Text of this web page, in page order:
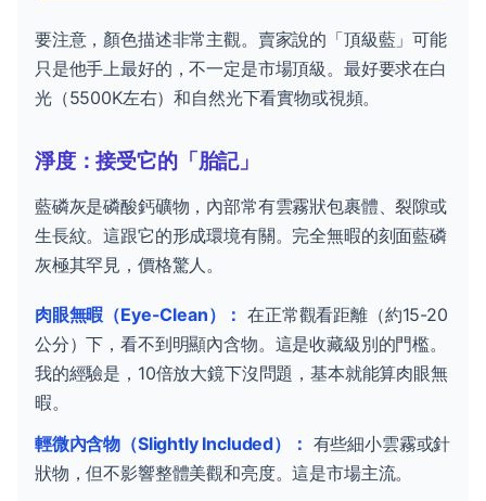
要注意，顏色描述非常主觀。賣家說的「頂級藍」可能
只是他手上最好的，不一定是市場頂級。最好要求在白
光（5500K左右）和自然光下看實物或視頻。
淨度：接受它的「胎記」
藍磷灰是磷酸鈣礦物，內部常有雲霧狀包裹體、裂隙或
生長紋。這跟它的形成環境有關。完全無暇的刻面藍磷
灰極其罕見，價格驚人。
肉眼無暇（Eye-Clean）： 在正常觀看距離（約15-20
公分）下，看不到明顯內含物。這是收藏級別的門檻。
我的經驗是，10倍放大鏡下沒問題，基本就能算肉眼無
暇。
輕微內含物（Slightly Included）： 有些細小雲霧或針
狀物，但不影響整體美觀和亮度。這是市場主流。